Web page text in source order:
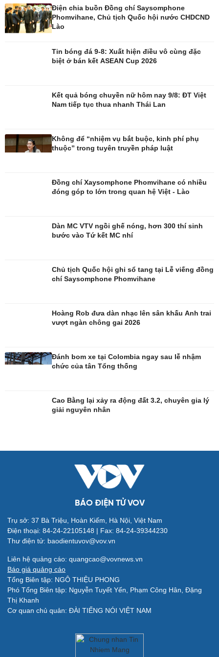
Tình yêu - Gia đình
Sân khấu - Điện ảnh
Văn học
Săn Tour
Quân sự - Quốc phòng
Vũ khí
Việt Nam
Phân tích
Điện chia buồn Đồng chí Saysomphone
Phomvihane, Chủ tịch Quốc hội nước CHDCND
Lào
Tin bóng đá 9-8: Xuất hiện điều vô cùng đặc
biệt ở bán kết ASEAN Cup 2026
Kết quả bóng chuyền nữ hôm nay 9/8: ĐT Việt
Nam tiếp tục thua nhanh Thái Lan
Không để “nhiệm vụ bắt buộc, kinh phí phụ
thuộc” trong tuyên truyền pháp luật
Đồng chí Xaysomphone Phomvihane có nhiều
đóng góp to lớn trong quan hệ Việt - Lào
Dàn MC VTV ngồi ghế nóng, hơn 300 thí sinh
bước vào Tứ kết MC nhí
Chủ tịch Quốc hội ghi sổ tang tại Lễ viếng đồng
chí Saysomphone Phomvihane
Hoàng Rob đưa dàn nhạc lên sân khấu Anh trai
vượt ngàn chông gai 2026
Đánh bom xe tại Colombia ngay sau lễ nhậm
chức của tân Tổng thống
Cao Bằng lại xảy ra động đất 3.2, chuyên gia lý
giải nguyên nhân
BÁO ĐIỆN TỬ VOV
Trụ sở: 37 Bà Triệu, Hoàn Kiếm, Hà Nội, Việt Nam
Điện thoại: 84-24-22105148 | Fax: 84-24-39344230
Thư điện tử: baodientuvov@vov.vn
Liên hệ quảng cáo: quangcao@vovnews.vn
Báo giá quảng cáo
Tổng Biên tập: NGÔ THIỆU PHONG
Phó Tổng Biên tập: Nguyễn Tuyết Yến, Phạm Công Hân, Đặng
Thị Khanh
Cơ quan chủ quản: ĐÀI TIẾNG NÓI VIỆT NAM